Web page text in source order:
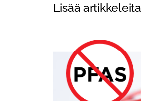
Lisää artikkeleita